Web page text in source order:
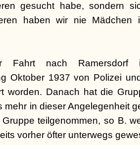
gesucht habe, sondern
haben wir nie Mädchen
Fahrt nach
Oktober 1937 von Polizei
worden. Danach hat die
mehr in dieser Angelegenheit
teilgenommen, so B.
vorher öfter unterwegs